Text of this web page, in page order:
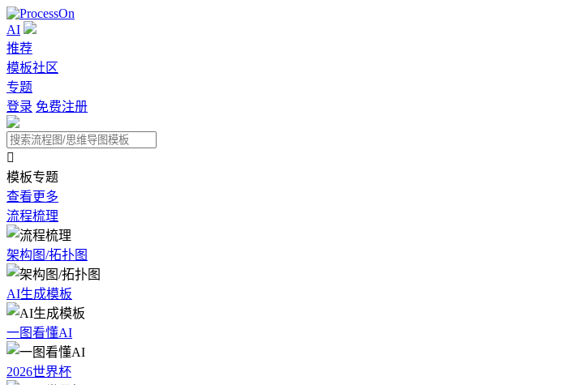
AI
推荐
模板社区
专题
登录 免费注册

模板专题
查看更多
流程梳理
架构图/拓扑图
AI生成模板
一图看懂AI
2026世界杯